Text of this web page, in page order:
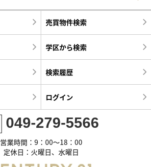
売買物件検索
学区から検索
検索履歴
ログイン
049-279-5566
営業時間：9：00～18：00
定休日：火曜日、水曜日